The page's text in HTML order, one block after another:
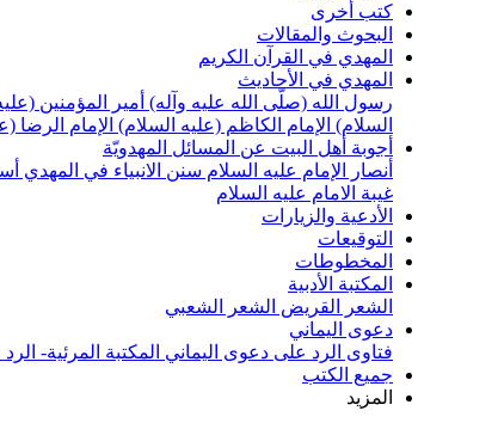
كتب أخرى
البحوث والمقالات
المهدي في القرآن الكريم
المهدي في الأحاديث
رسول الله (صلّى الله عليه وآله) أمير المؤمنين
السلام) الإمام الكاظم (عليه السلام) الإمام الرضا
أجوبة أهل البيت عن المسائل المهدويّة
أنصار الإمام عليه السلام سنن الانبياء في المهدي
غيبة الامام عليه السلام
الأدعية والزيارات
التوقيعات
المخطوطات
المكتبة الأدبية
الشعر القريض الشعر الشعبي
دعوى اليماني
فتاوى الرد على دعوى اليماني المكتبة المرئية-
جميع الكتب
المزيد